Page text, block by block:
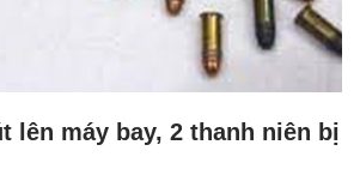
lên máy bay, 2 thanh niên bị